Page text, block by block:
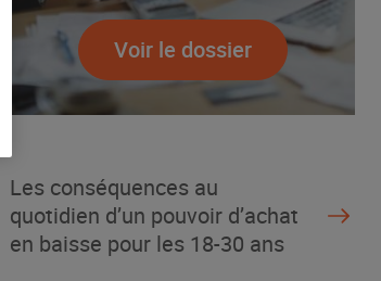
Voir le dossier
Les conséquences au
quotidien d’un pouvoir d’achat
en baisse pour les 18-30 ans